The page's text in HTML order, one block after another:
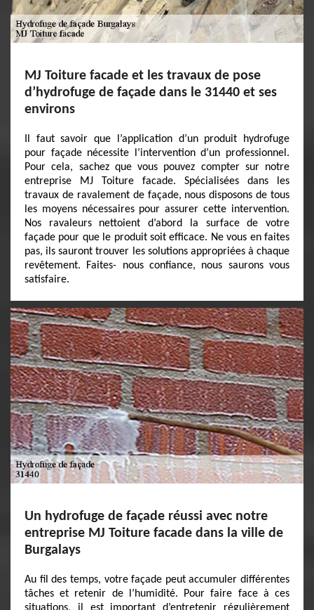
MJ Toiture facade et les travaux de pose
d’hydrofuge de façade dans le 31440 et ses
environs
Il faut savoir que l’application d’un produit hydrofuge
pour façade nécessite l’intervention d’un professionnel.
Pour cela, sachez que vous pouvez compter sur notre
entreprise MJ Toiture facade. Spécialisées dans les
travaux de ravalement de façade, nous disposons de tous
les moyens nécessaires pour assurer cette intervention.
Nos ravaleurs nettoient d’abord la surface de votre
façade pour que le produit soit efficace. Ne vous en faites
pas, ils sauront trouver les solutions appropriées à chaque
revêtement. Faites- nous confiance, nous saurons vous
satisfaire.
Un hydrofuge de façade réussi avec notre
entreprise MJ Toiture facade dans la ville de
Burgalays
Au fil des temps, votre façade peut accumuler différentes
tâches et retenir de l’humidité. Pour faire face à ces